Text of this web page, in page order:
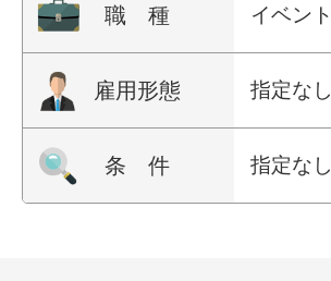
職 種 イベント
雇用形態 指定なし
条 件 指定なし